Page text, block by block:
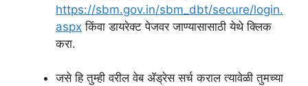
https://sbm.gov.in/sbm_dbt/secure/login.
aspx किंवा डायरेक्ट पेजवर जाण्यासासाठी येथे क्लिक
करा.
जसे हि तुम्ही वरील वेब ॲड्रेस सर्च कराल त्यावेळी तुमच्या